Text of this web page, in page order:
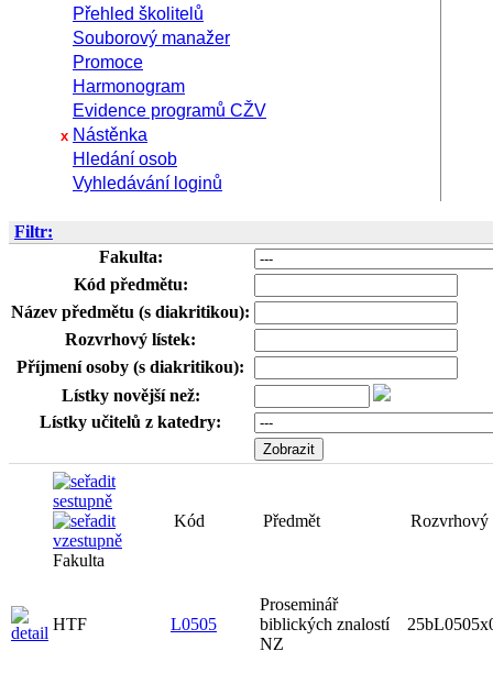
Přehled školitelů
Souborový manažer
Promoce
Harmonogram
Evidence programů CŽV
x Nástěnka
Hledání osob
Vyhledávání loginů
Filtr:
Fakulta:
Kód předmětu:
Název předmětu (s diakritikou):
Rozvrhový lístek:
Příjmení osoby (s diakritikou):
Lístky novější než:
Lístky učitelů z katedry:
Fakulta
Kód Předmět Rozvrhový
HTF L0505
Proseminář
biblických znalostí
NZ